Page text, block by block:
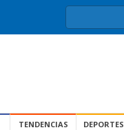
TENDENCIAS DEPORTES